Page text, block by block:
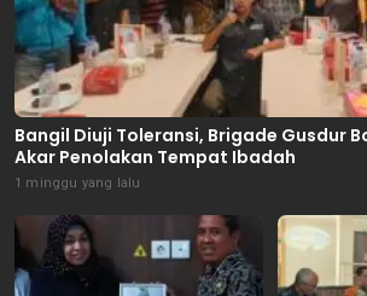
Bangil Diuji Toleransi, Brigade Gusdur
Akar Penolakan Tempat Ibadah
1 minggu yang lalu